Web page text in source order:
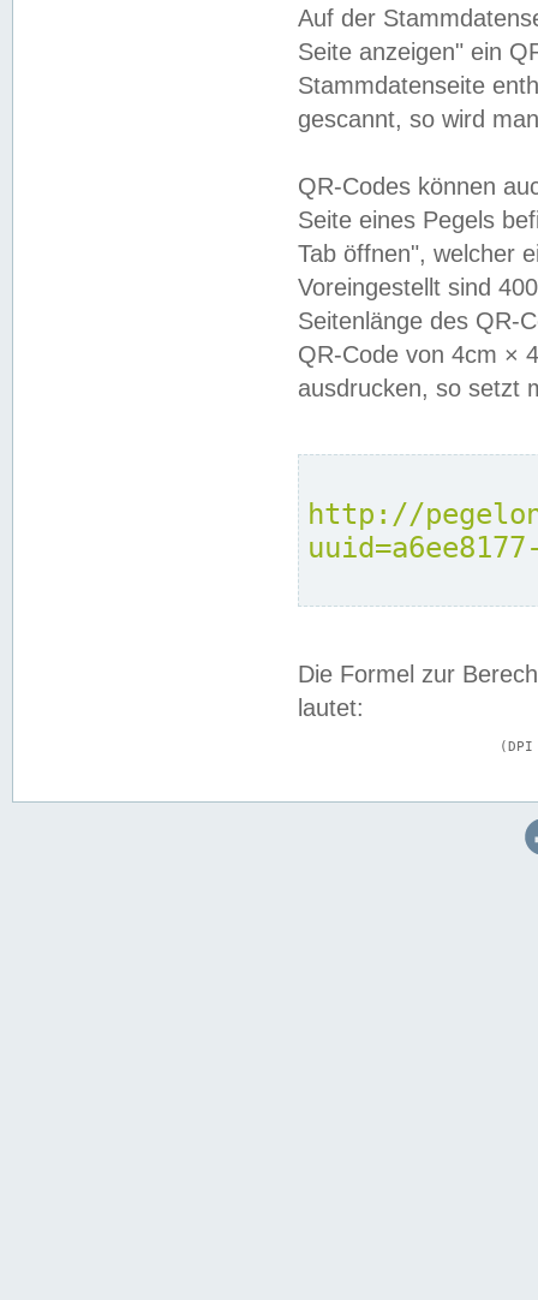
Auf der
Seite anzeigen" ein
Stammdatenseite
gescannt, so wird
QR-Codes können
Seite eines Pegels
Tab öffnen", welcher
Voreingestellt sind
Seitenlänge des QR-
QR-Code von 4cm ×
ausdrucken, so setzt
http://
Die Formel zur
lautet: